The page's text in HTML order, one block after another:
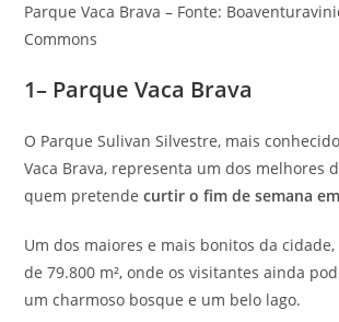
Parque Vaca Brava – Fonte:
Commons
1– Parque Vaca Brava
O Parque Sulivan Silvestre, mais
Vaca Brava, representa um dos melhores
quem pretendecurtir o fim de semana em
Um dos maiores e mais bonitos da
de 79.800 m², onde os visitantes ainda
um charmoso bosque e um belo lago.